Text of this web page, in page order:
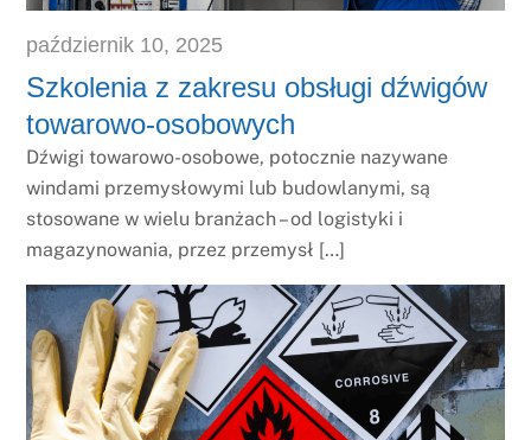
październik 10, 2025
Szkolenia z zakresu obsługi dźwigów
towarowo-osobowych
Dźwigi towarowo-osobowe, potocznie nazywane
windami przemysłowymi lub budowlanymi, są
stosowane w wielu branżach – od logistyki i
magazynowania, przez przemysł […]